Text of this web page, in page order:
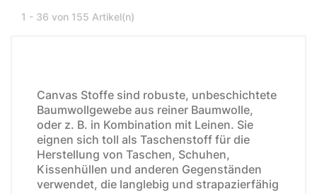
1 - 36 von 155 Artikel(n)
Canvas Stoffe sind robuste, unbeschichtete
Baumwollgewebe aus reiner Baumwolle,
oder z. B. in Kombination mit Leinen. Sie
eignen sich toll als Taschenstoff für die
Herstellung von Taschen, Schuhen,
Kissenhüllen und anderen Gegenständen
verwendet, die langlebig und strapazierfähig